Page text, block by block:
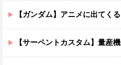
【ガンダム】アニメに出てくるグフ
【サーペントカスタム】量産機にこ